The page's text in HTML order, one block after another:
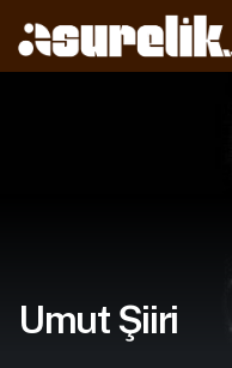
Umut Şiiri